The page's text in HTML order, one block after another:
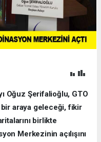
Oğuz Şerifalioğlu, GTO
araya geleceği, fikir
birlikte
Merkezinin açılışını